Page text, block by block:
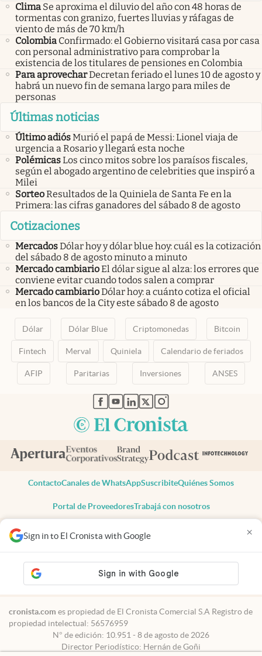
Sign in to El Cronista with Google ×
Clima Se aproxima el diluvio del año con 48 horas de
tormentas con granizo, fuertes lluvias y ráfagas de
viento de más de 70 km/h
Colombia Confirmado: el Gobierno visitará casa por casa
con personal administrativo para comprobar la
existencia de los titulares de pensiones en Colombia
Para aprovecharDecretan feriado el lunes 10 de agosto y
habrá un nuevo fin de semana largo para miles de
personas
Últimas noticias
Último adiósMurió el papá de Messi: Lionel viaja de
urgencia a Rosario y llegará esta noche
PolémicasLos cinco mitos sobre los paraísos fiscales,
según el abogado argentino de celebrities que inspiró a
Milei
SorteoResultados de la Quiniela de Santa Fe en la
Primera: las cifras ganadores del sábado 8 de agosto
Cotizaciones
MercadosDólar hoy y dólar blue hoy: cuál es la cotización
del sábado 8 de agosto minuto a minuto
Mercado cambiarioEl dólar sigue al alza: los errores que
conviene evitar cuando todos salen a comprar
Mercado cambiarioDólar hoy: a cuánto cotiza el oficial
en los bancos de la City este sábado 8 de agosto
Dólar Dólar Blue Criptomonedas Bitcoin
Fintech Merval Quiniela Calendario de feriados
AFIP Paritarias Inversiones ANSES
abre en nueva pestaña
abre en nueva pestaña
abre en nueva pestaña
abre en nueva pestaña
abre en nueva pestaña
ContactoCanales de WhatsAppSuscribiteQuiénes Somos
Portal de ProveedoresTrabajá con nosotros
Todos los derechos reservados
Privacidad
Consentimiento
Tel:+54 11 7078-3270
cronista.com es propiedad de El Cronista Comercial S.A Registro de
propiedad intelectual: 56576959
N° de edición: 10.951 - 8 de agosto de 2026
Director Periodístico: Hernán de Goñi